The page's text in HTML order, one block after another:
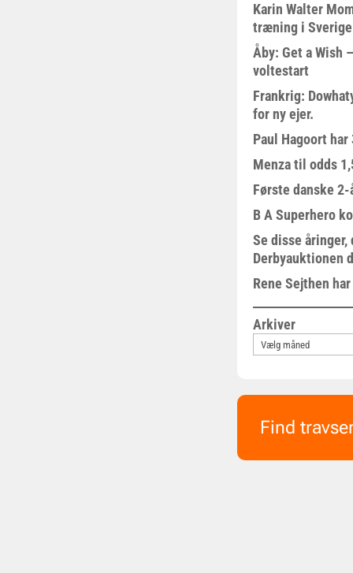
Karin Walter
træning i Sverige
Åby: Get a Wish
voltestart
Frankrig:
for ny ejer.
Paul Hagoort
Menza til odds
Første danske
B A Superhero
Se disse
Derbyauktionen
Rene Sejthen
Arkiver
Find